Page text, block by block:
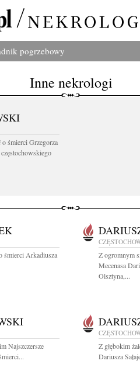
pogrzebowy
Inne nekrologi
śmierci Grzegorza
śmierci Arkadiusza
Z ogromnym
Mecenasa
Olsztyna,...
Najszczersze
Z głębokim
Dariusza